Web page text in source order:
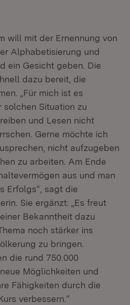
will mit der Ernennung von
Alphabetisierung und
ein Gesicht geben. Die
dazu bereit, die
„Für mich ist es
solchen Situation zu
und Lesen nicht
Gerne möchte ich
nicht aufzugeben
zu arbeiten. Am Ende
aus und man
Erfolgs“, sagt die
Sie ergänzt: „Es freut
Bekanntheit dazu
noch stärker ins
zu bringen.
die rund 750.000
Möglichkeiten und
Fähigkeiten durch die
verbessern.“